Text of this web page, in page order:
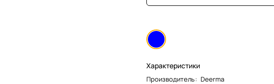
Характеристики
Производитель: Deerma